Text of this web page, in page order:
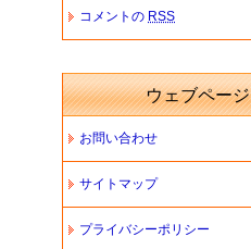
コメントの RSS
ウェブページ
お問い合わせ
サイトマップ
プライバシーポリシー